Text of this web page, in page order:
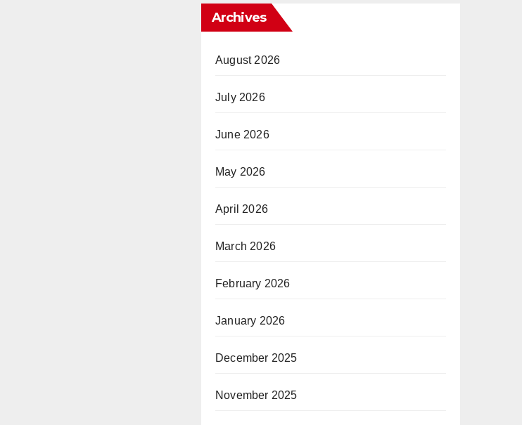
Archives
August 2026
July 2026
June 2026
May 2026
April 2026
March 2026
February 2026
January 2026
December 2025
November 2025